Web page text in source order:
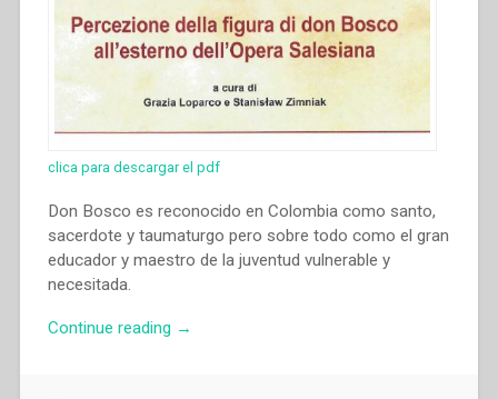
clica para descargar el pdf
Don Bosco es reconocido en Colombia como santo,
sacerdote y taumaturgo pero sobre todo como el gran
educador y maestro de la juventud vulnerable y
necesitada.
Continue reading “Gladys
→